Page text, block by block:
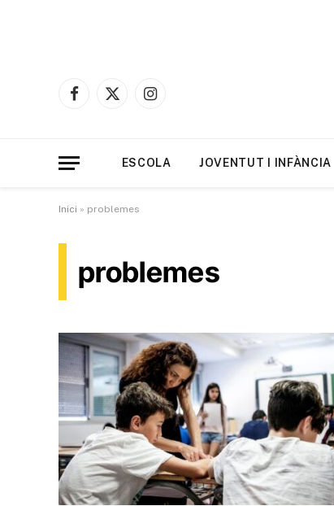
Facebook
X
Instagram
ESCOLA JOVENTUT I INFÀNCIA
Inici » problemes
problemes